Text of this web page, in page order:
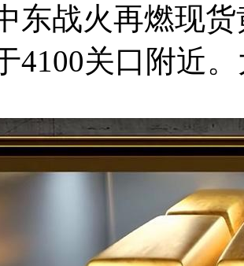
东战火再燃现货
4100关口附近